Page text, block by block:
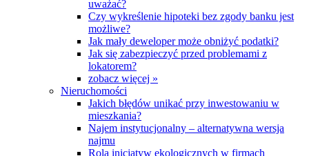
uważać?
Czy wykreślenie hipoteki bez zgody banku jest
możliwe?
Jak mały deweloper może obniżyć podatki?
Jak się zabezpieczyć przed problemami z
lokatorem?
zobacz więcej »
Nieruchomości
Jakich błędów unikać przy inwestowaniu w
mieszkania?
Najem instytucjonalny – alternatywna wersja
najmu
Rola inicjatyw ekologicznych w firmach